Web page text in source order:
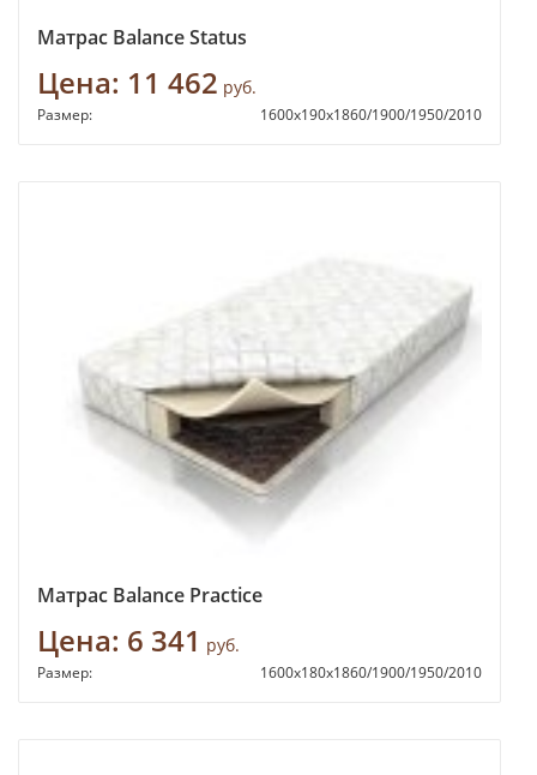
Матрас Balance Status
Цена: 11 462 руб.
Размер: 1600х190х1860/1900/1950/2010
Матрас Balance Practice
Цена: 6 341 руб.
Размер: 1600х180х1860/1900/1950/2010